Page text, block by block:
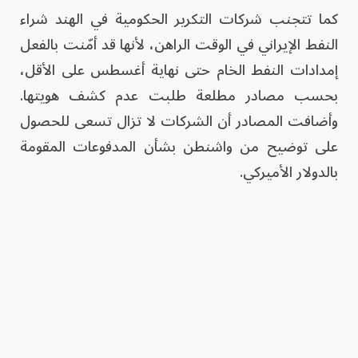
كما تتجنب شركات التكرير الحكومية في الهند شراء
النفط الإيراني في الوقت الراهن، لأنها قد أمّنت بالفعل
إمدادات النفط الخام حتى نهاية أغسطس على الأقل،
بحسب مصادر مطلعة طلبت عدم كشف هويتها.
وأضافت المصادر أن الشركات لا تزال تسعى للحصول
على توضيح من واشنطن بشأن المدفوعات المقومة
بالدولار الأميركي.